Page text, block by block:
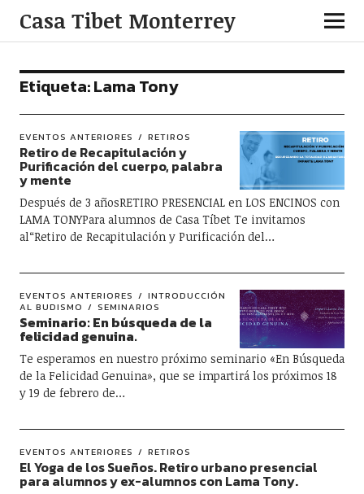
Casa Tibet Monterrey
Etiqueta:Lama Tony
EVENTOS ANTERIORES RETIROS
Retiro de Recapitulación y
Purificación del cuerpo, palabra
y mente
Después de 3 añosRETIRO PRESENCIAL en LOS ENCINOS con
LAMA TONYPara alumnos de Casa Tíbet Te invitamos
al“Retiro de Recapitulación y Purificación del…
EVENTOS ANTERIORES
INTRODUCCIÓN
AL BUDISMO
SEMINARIOS
Seminario: En búsqueda de la
felicidad genuina.
Te esperamos en nuestro próximo seminario «En Búsqueda
de la Felicidad Genuina», que se impartirá los próximos 18
y 19 de febrero de…
EVENTOS ANTERIORES RETIROS
El Yoga de los Sueños. Retiro urbano presencial
para alumnos y ex-alumnos con Lama Tony.